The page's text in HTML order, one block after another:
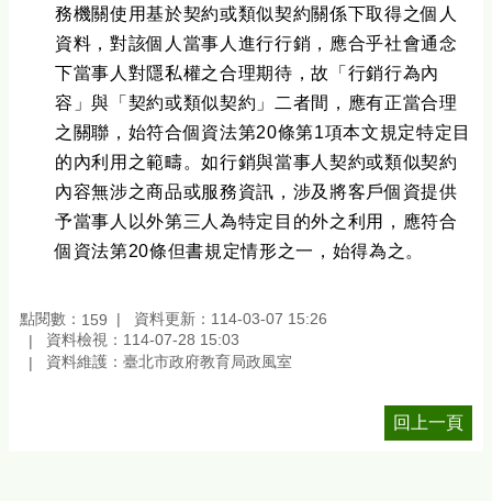
務機關使用基於契約或類似契約關係下取得之個人
資料，對該個人當事人進行行銷，應合乎社會通念
下當事人對隱私權之合理期待，故「行銷行為內
容」與「契約或類似契約」二者間，應有正當合理
之關聯，始符合個資法第20條第1項本文規定特定目
的內利用之範疇。如行銷與當事人契約或類似契約
內容無涉之商品或服務資訊，涉及將客戶個資提供
予當事人以外第三人為特定目的外之利用，應符合
個資法第20條但書規定情形之一，始得為之。
點閱數： 159
資料更新：114-03-07 15:26
資料檢視：114-07-28 15:03
資料維護：臺北市政府教育局政風室
回上一頁